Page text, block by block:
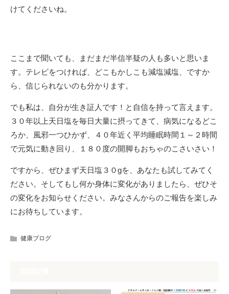
けてくださいね。
ここまで聞いても、まだまだ半信半疑の人も多いと思いま
す。テレビをつければ、どこもかしこも減塩減塩、ですか
ら、信じられないのも分かります。
でも私は、自分が生き証人です！と自信を持って言えます。
３０年以上天日塩を毎日大量に摂ってきて、病気になるどこ
ろか、風邪一つひかず、４０年近く平均睡眠時間１～２時間
で元気に動き回り、１８０度の開脚もおちゃのこさいさい！
ですから、ぜひまず天日塩３０gを、あなたも試してみてく
ださい。そしてもし何か身体に変化がありましたら、ぜひそ
の変化をお知らせください。みなさんからのご報告を楽しみ
にお待ちしています。
健康ブログ